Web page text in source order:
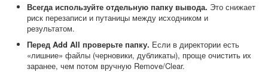
Всегда используйте отдельную папку вывода. Это снижает
риск перезаписи и путаницы между исходником и
результатом.
Перед Add All проверьте папку. Если в директории есть
«лишние» файлы (черновики, дубликаты), проще очистить их
заранее, чем потом вручную Remove/Clear.